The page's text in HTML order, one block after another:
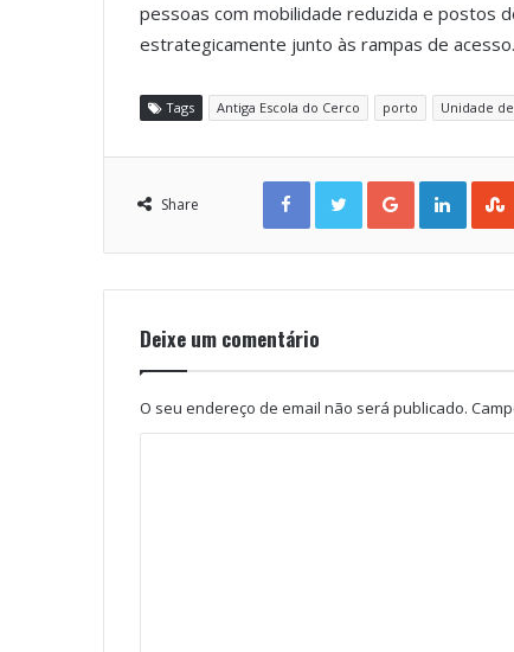
pessoas com mobilidade reduzida e postos
estrategicamente junto às rampas de acesso.
Tags Antiga Escola do Cerco porto Unidade
Share
Facebook Twitter Google+ LinkedIn
Deixe um comentário
O seu endereço de email não será publicado.